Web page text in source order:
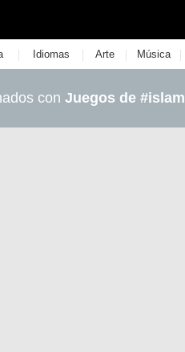
| Idiomas | Arte | Música |
con Juegos de #islam